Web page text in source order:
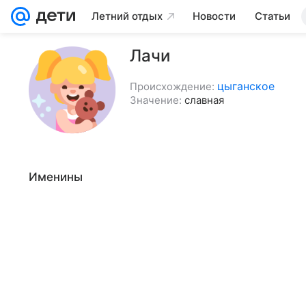
Летний отдых Новости Статьи
Лачи
Происхождение: цыганское
Значение: славная
Именины